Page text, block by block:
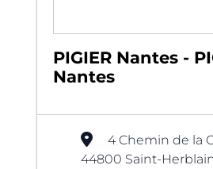
PIGIER Nantes -
Nantes
4 Chemin de la
44800 Saint-